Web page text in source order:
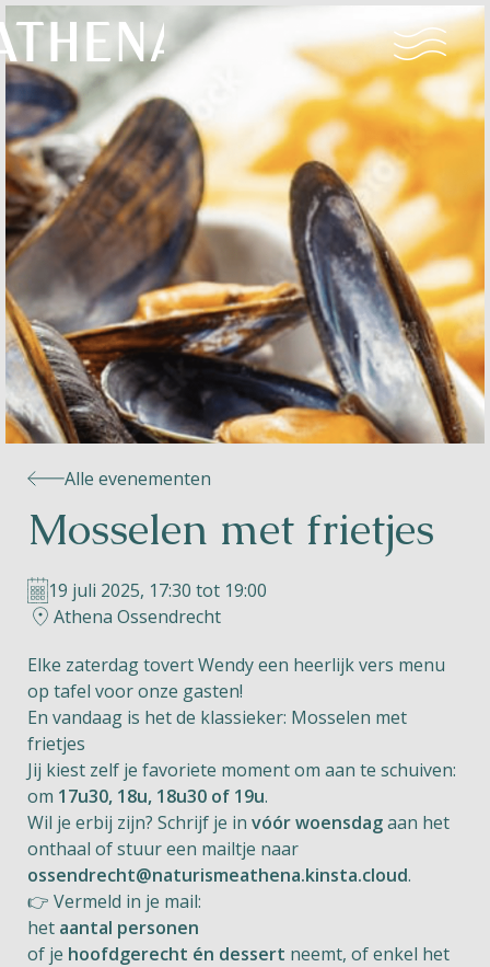
Naturisme
Community
Kalender
Parken
Le Perron
Helios
Contact
NL FR EN
Apple App Store
Android Play Store
Alle evenementen
Mosselen met frietjes
19 juli 2025, 17:30 tot 19:00
Athena Ossendrecht
Elke zaterdag tovert Wendy een heerlijk vers menu
op tafel voor onze gasten!
En vandaag is het de klassieker: Mosselen met
frietjes
Jij kiest zelf je favoriete moment om aan te schuiven:
om 17u30, 18u, 18u30 of 19u.
Wil je erbij zijn? Schrijf je in vóór woensdagaan het
onthaal of stuur een mailtje naar
ossendrecht@naturismeathena.kinsta.cloud.
👉 Vermeld in je mail:
het aantal personen
of je hoofdgerecht én dessert neemt, of enkel het